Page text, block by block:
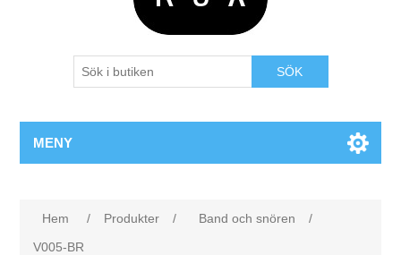
SÖK
MENY
Hem / Produkter / Band och snören
/
V005-BR